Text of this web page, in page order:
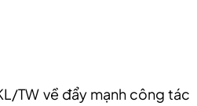
TW về đẩy mạnh công tác